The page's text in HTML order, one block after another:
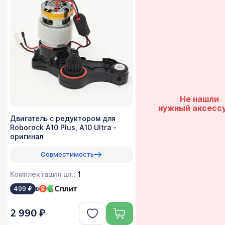
Двигатель с редуктором для
Roborock A10 Plus, A10 Ultra -
оригинал
Совместимость
Комплектация шт.: 1
499 ₽ в
2 990 ₽
Не нашли
нужный